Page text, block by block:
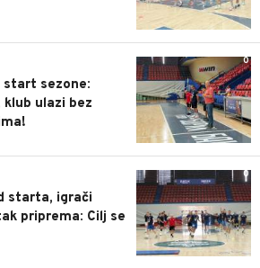
0
sezone:
ulazi bez
0
starta, igrači
priprema: Cilj se